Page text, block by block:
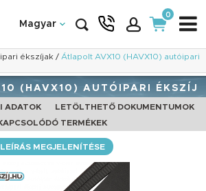
Magyar
0
ékszíjak / Átlapolt AVX10 (HAVX10) autóipari
(HAVX10) AUTÓIPARI ÉKSZÍJ
ADATOK
LETÖLTHETŐ DOKUMENTUMOK
TERMÉKEK
LEÍRÁS MEGJELENÍTÉSE